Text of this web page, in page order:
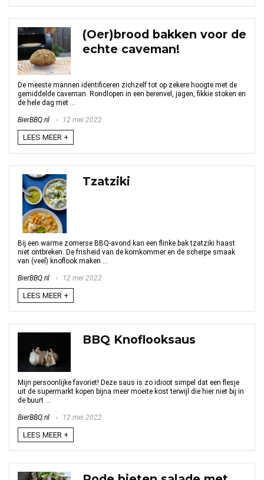
(Oer)brood bakken voor de
echte caveman!
De meeste mannen identificeren zichzelf tot op zekere hoogte met de
gemiddelde caveman. Rondlopen in een berenvel, jagen, fikkie stoken en
de hele dag met ...
BierBBQ.nl 12 mei 2022
LEES MEER +
Tzatziki
Bij een warme zomerse BBQ-avond kan een flinke bak tzatziki haast
niet ontbreken. De frisheid van de komkommer en de scherpe smaak
van (veel) knoflook maken ...
BierBBQ.nl 12 mei 2022
LEES MEER +
BBQ Knoflooksaus
Mijn persoonlijke favoriet! Deze saus is zo idioot simpel dat een flesje
uit de supermarkt kopen bijna meer moeite kost terwijl die hier niet bij in
de buurt ...
BierBBQ.nl 12 mei 2022
LEES MEER +